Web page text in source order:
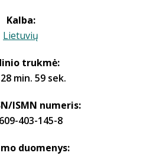
Kalba:
Lietuvių
trukmė:
min. 59 sek.
ISMN numeris:
403-145-8
duomenys: